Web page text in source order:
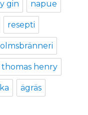
gin napue
resepti
thomas henry
ägräs